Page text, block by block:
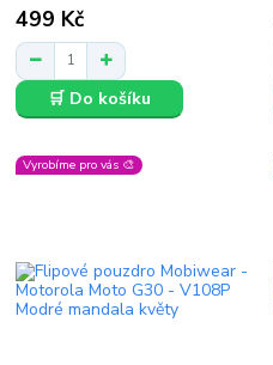
499 Kč
🛒 Do košíku
Vyrobíme pro vás 🎨